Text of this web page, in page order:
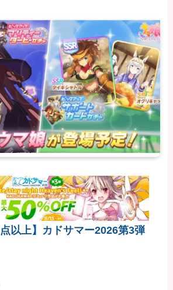
点以上】カドサマー2026第3弾